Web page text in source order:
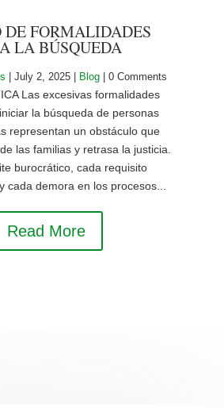
DE FORMALIDADES
LA BÚSQUEDA
July 2, 2025| Blog| 0 Comments
Las excesivas formalidades
la búsqueda de personas
representan un obstáculo que
las familias y retrasa la justicia.
burocrático, cada requisito
cada demora en los procesos...
Read More